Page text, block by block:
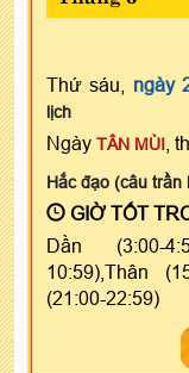
Thứ sáu, ngày
lịch
Ngày TÂN MÙI ,
Hắc đạo (câu trần
GIỜ TỐT
Dần (3:00-
10:59),Thân
(21:00-22:59)